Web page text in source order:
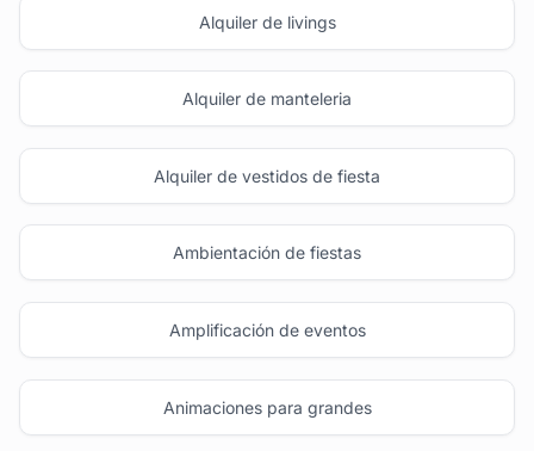
Alquiler de livings
Alquiler de manteleria
Alquiler de vestidos de fiesta
Ambientación de fiestas
Amplificación de eventos
Animaciones para grandes